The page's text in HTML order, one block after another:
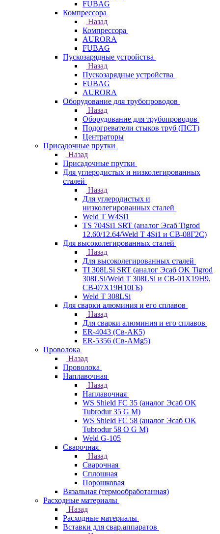
FUBAG
Компрессора
Назад
Компрессора
AURORA
FUBAG
Пускозарядные устройства
Назад
Пускозарядные устройства
FUBAG
AURORA
Оборудование для трубопроводов
Назад
Оборудование для трубопроводов
Подогреватели стыков труб (ПСТ)
Центраторы
Присадочные прутки
Назад
Присадочные прутки
Для углеродистых и низколегированных
сталей
Назад
Для углеродистых и
низколегированных сталей
Weld T W4Si1
TS 704Si1 SRT (аналог Эсаб Tigrod
12.60/12.64/Weld T 4Si1 и СВ-08Г2С)
Для высоколегированных сталей
Назад
Для высоколегированных сталей
TI 308LSi SRT (аналог Эсаб OK Tigrod
308LSi/Weld T 308LSi и СВ-01Х19Н9,
СВ-07Х19Н10ГБ)
Weld T 308LSi
Для сварки алюминия и его сплавов
Назад
Для сварки алюминия и его сплавов
ER-4043 (Св-АК5)
ER-5356 (Св-АМg5)
Проволока
Назад
Проволока
Наплавочная
Назад
Наплавочная
WS Shield FC 35 (аналог Эсаб OK
Tubrodur 35 G M)
WS Shield FC 58 (аналог Эсаб OK
Tubrodur 58 O G M)
Weld G-105
Сварочная
Назад
Сварочная
Сплошная
Порошковая
Вязальная (термообработанная)
Расходные материалы
Назад
Расходные материалы
Вставки для свар.аппаратов